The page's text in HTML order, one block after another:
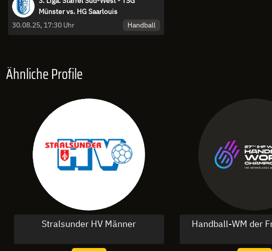
Münster vs. HG Saarlouis
30.08.25, 17:30 Uhr
Handball
Ähnliche Profile
Stralsunder HV Männer Handball-WM der